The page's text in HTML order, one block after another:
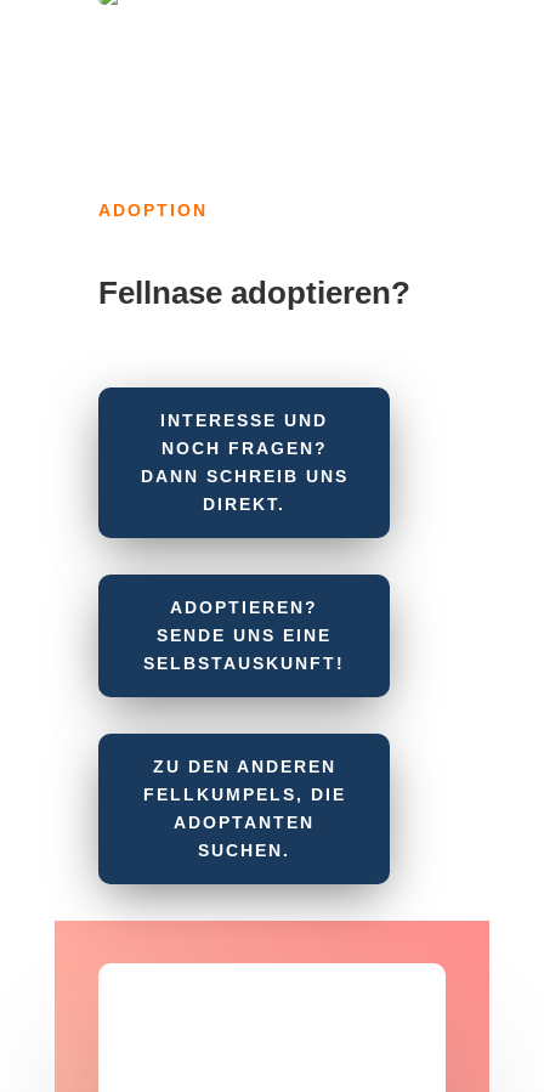
ADOPTION
Fellnase adoptieren?
INTERESSE UND
NOCH FRAGEN?
DANN SCHREIB UNS
DIREKT.
ADOPTIEREN?
SENDE UNS EINE
SELBSTAUSKUNFT!
ZU DEN ANDEREN
FELLKUMPELS, DIE
ADOPTANTEN
SUCHEN.